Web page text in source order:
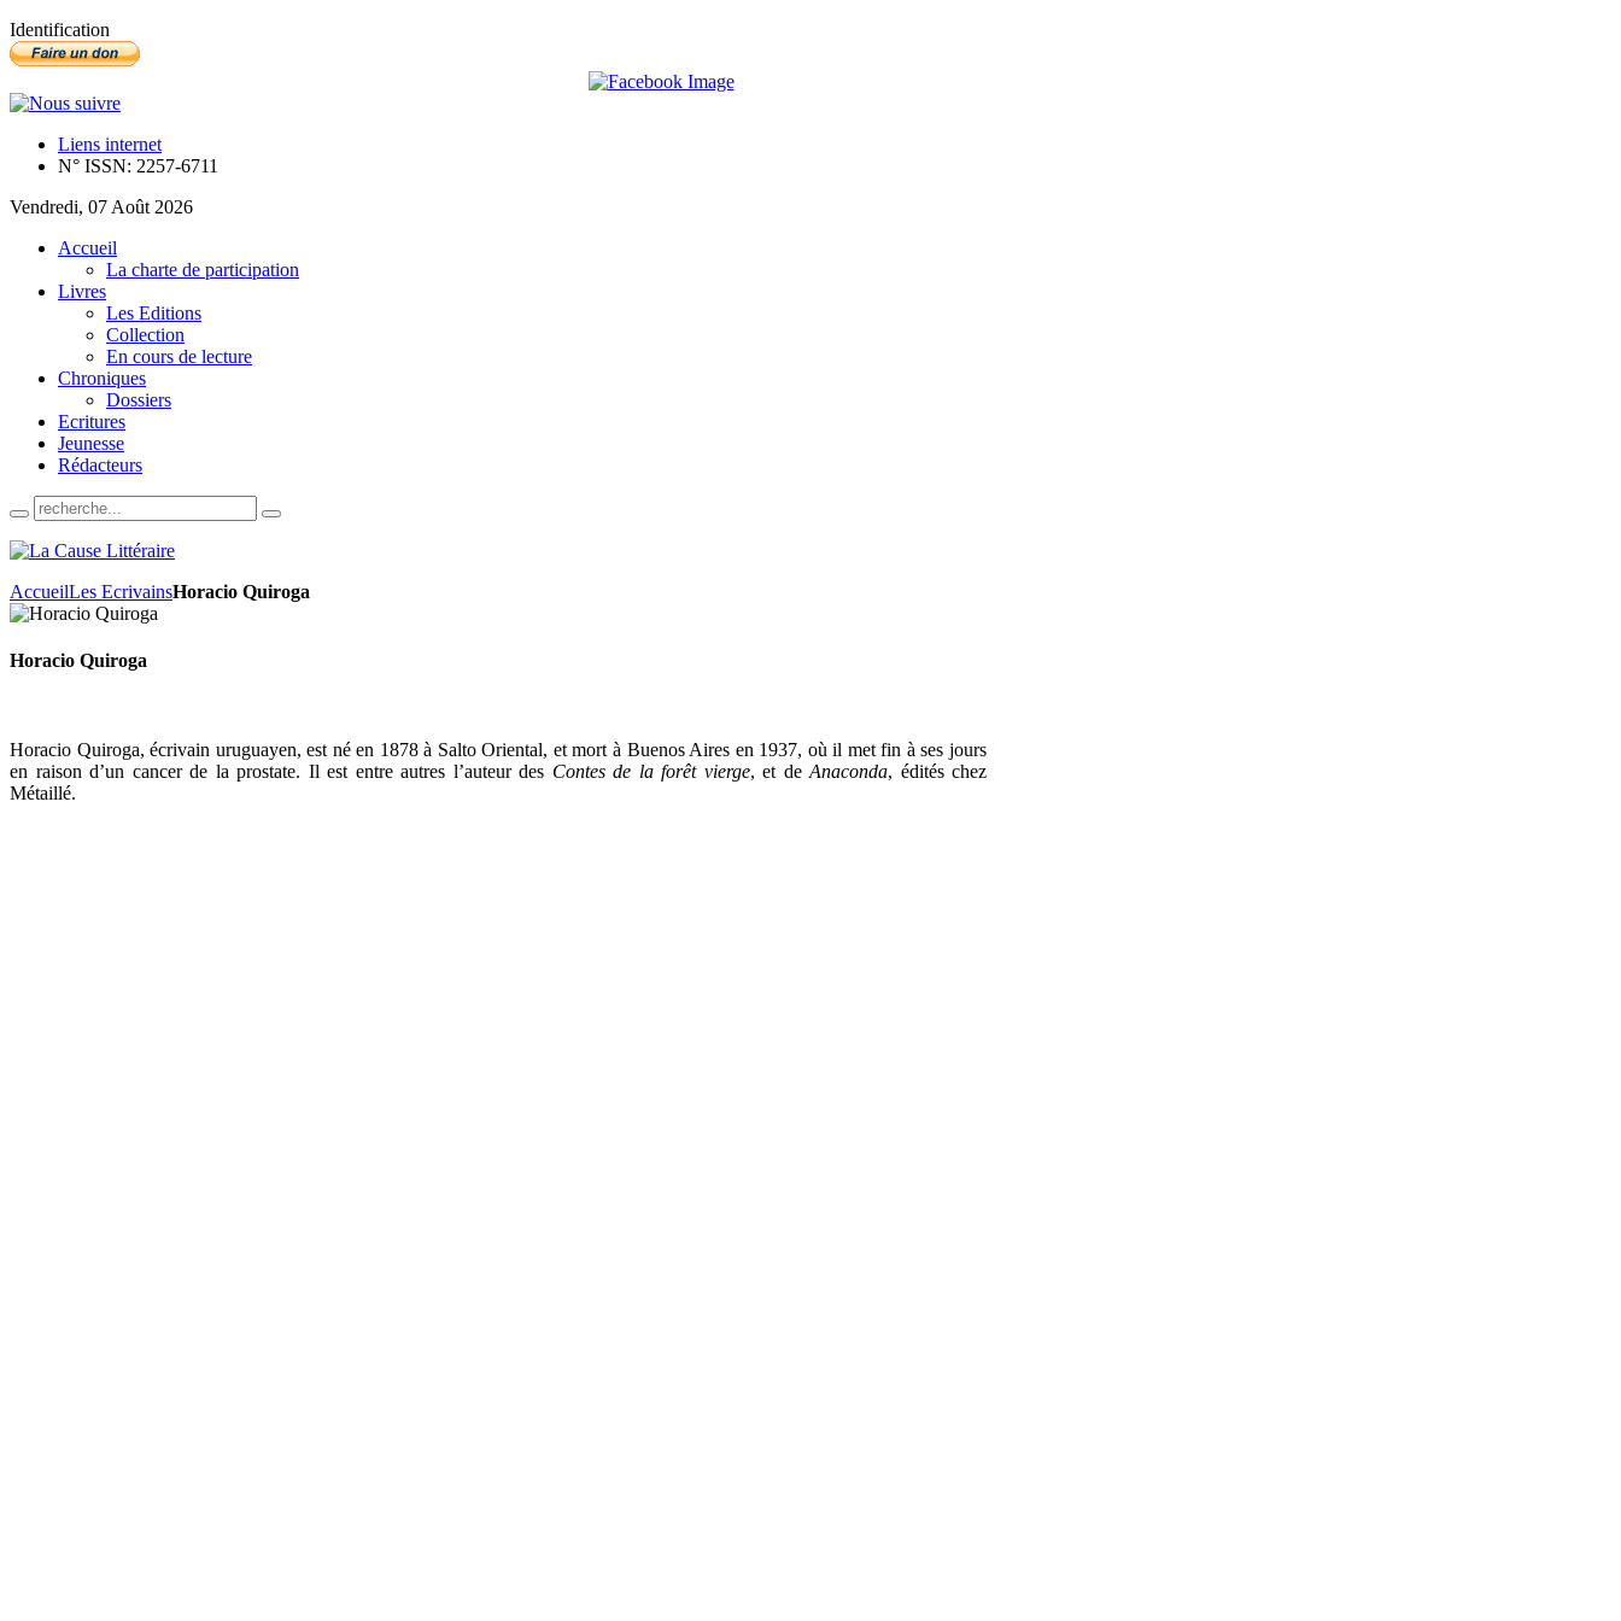
Identification
Liens internet
N° ISSN: 2257-6711
Vendredi, 07 Août 2026
Accueil
La charte de participation
Livres
Les Editions
Collection
En cours de lecture
Chroniques
Dossiers
Ecritures
Jeunesse
Rédacteurs
AccueilLes EcrivainsHoracio Quiroga
Horacio Quiroga
Horacio Quiroga, écrivain uruguayen, est né en 1878 à Salto Oriental, et mort à Buenos Aires en 1937, où il met fin à ses jours
en raison d’un cancer de la prostate. Il est entre autres l’auteur des Contes de la forêt vierge, et de Anaconda, édités chez
Métaillé.